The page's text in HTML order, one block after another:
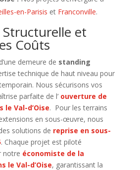
en-Parisis et Franconville.
et
Coûts
demeure de standing
technique de haut niveau pour
Nous sécurisons vos
parfaite de l’ ouverture de
Val-d’Oise. Pour les terrains
en sous-œuvre, nous
solutions de reprise en sous-
. Chaque projet est piloté
notre économiste de la
le Val-d’Oise, garantissant la